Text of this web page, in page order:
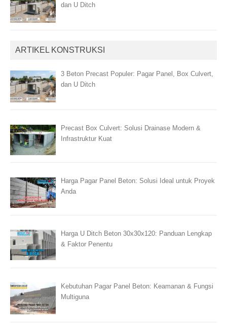
dan U Ditch
ARTIKEL KONSTRUKSI
3 Beton Precast Populer: Pagar Panel, Box Culvert,
dan U Ditch
Precast Box Culvert: Solusi Drainase Modern &
Infrastruktur Kuat
Harga Pagar Panel Beton: Solusi Ideal untuk Proyek
Anda
Harga U Ditch Beton 30x30x120: Panduan Lengkap
& Faktor Penentu
Kebutuhan Pagar Panel Beton: Keamanan & Fungsi
Multiguna